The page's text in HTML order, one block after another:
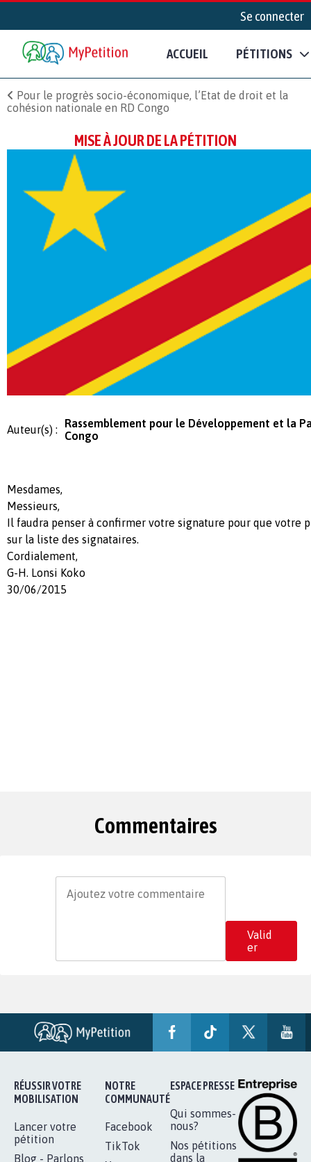
Se connecter
ACCUEIL PÉTITIONS
Pour le progrès socio-économique, l’Etat de droit et la
cohésion nationale en RD Congo
MISE À JOUR DE LA PÉTITION
Auteur(s) :
Rassemblement pour le Développement et la
Congo
Mesdames,
Messieurs,
Il faudra penser à confirmer votre signature pour que votre
sur la liste des signataires.
Cordialement,
G-H. Lonsi Koko
30/06/2015
Commentaires
Valid
er
RÉUSSIR VOTRE
MOBILISATION
Lancer votre
pétition
Blog - Parlons
NOTRE
COMMUNAUTÉ
Facebook
TikTok
ESPACE PRESSE
Qui sommes-
nous?
Nos pétitions
dans la